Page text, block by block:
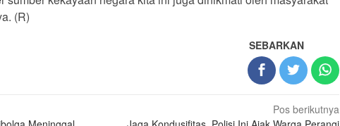
(R)
SEBARKAN
Pos berikutnya